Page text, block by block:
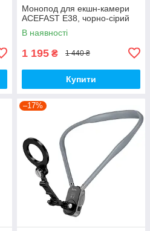
Монопод для екшн-камери
ACEFAST E38, чорно-сірий
В наявності
1 195 ₴ 1 440 ₴
Купити
–17%